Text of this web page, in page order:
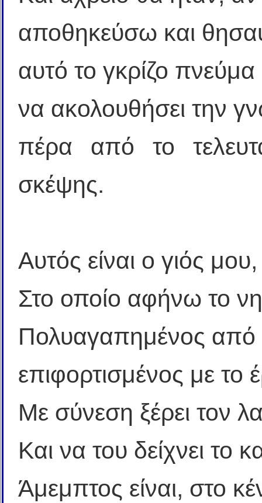
αποθηκεύσω και
αυτό το γκρίζο
να ακολουθήσει την
πέρα από το
σκέψης.
Αυτός είναι ο γιός
Στο οποίο αφήνω το
Πολυαγαπημένος από
επιφορτισμένος με το
Με σύνεση ξέρει τον
Και να του δείχνει το
Άμεμπτος είναι, στο